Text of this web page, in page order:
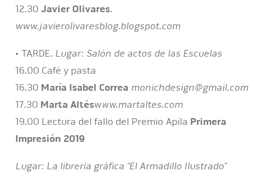
12.30 Javier Olivares.
www.javierolivaresblog.blogspot.com
• TARDE. Lugar: Salón de actos de las Escuelas
16.00 Café y pasta
16.30 María Isabel Correa monichdesign@gmail.com
17.30 Marta Altéswww.martaltes.com
19.00 Lectura del fallo del Premio Apila Primera
Impresión 2019
Lugar: La librería gráfica “El Armadillo Ilustrado”